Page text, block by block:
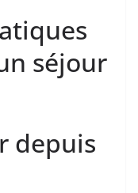
séjour
depuis